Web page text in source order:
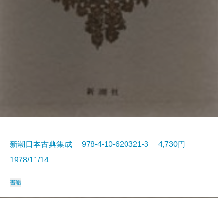
新潮日本古典集成 978-4-10-620321-3 4,730円
1978/11/14
書籍